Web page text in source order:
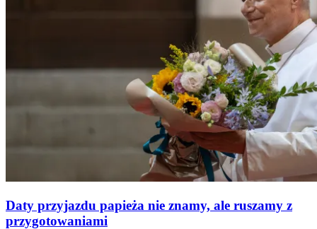
Daty przyjazdu papieża nie znamy, ale ruszamy z
przygotowaniami